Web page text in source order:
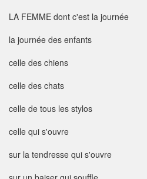
LA FEMME dont c'est la journée
la journée des enfants
celle des chiens
celle des chats
celle de tous les stylos
celle qui s'ouvre
sur la tendresse qui s'ouvre